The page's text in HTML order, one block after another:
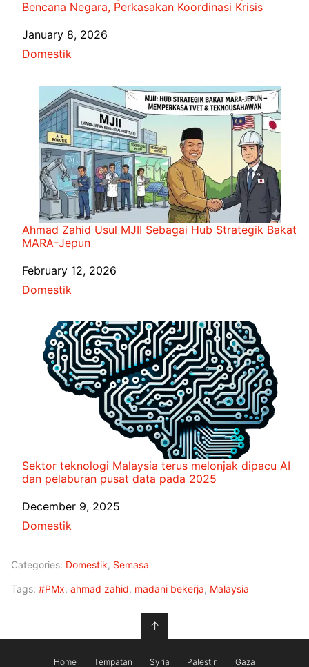
Bencana Negara, Perkasakan Koordinasi Krisis
Date
January 8, 2026
In relation to
Domestik
Ahmad Zahid Usul MJII Sebagai Hub Strategik Bakat
MARA-Jepun
Date
February 12, 2026
In relation to
Domestik
Sektor teknologi Malaysia terus melonjak dipacu AI
dan pelaburan pusat data pada 2025
Date
December 9, 2025
In relation to
Domestik
Categories: Domestik, Semasa
Tags: #PMx, ahmad zahid, madani bekerja, Malaysia
↑
Home Tempatan Syria Palestin Gaza